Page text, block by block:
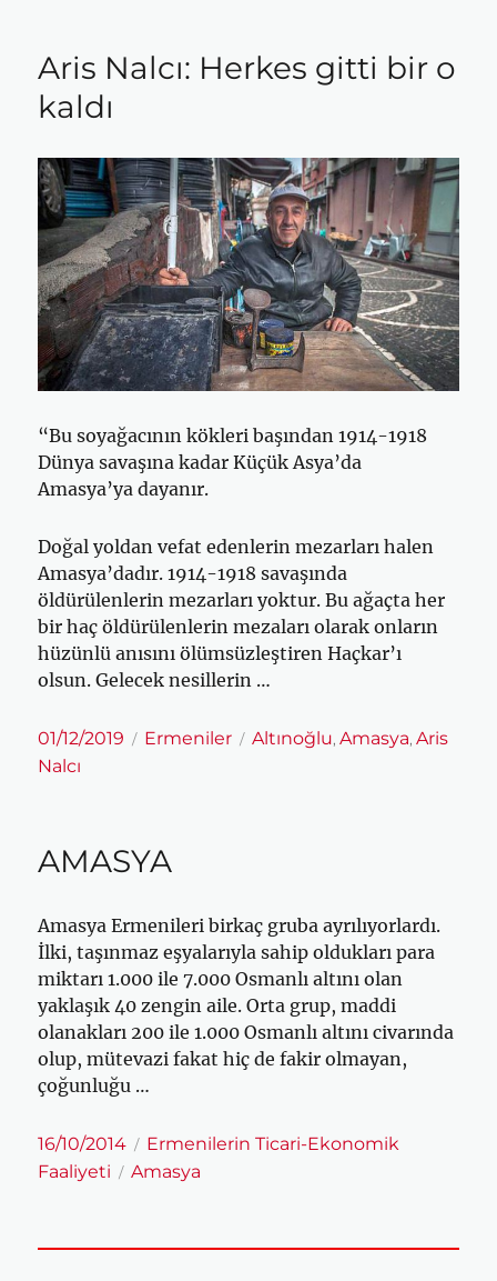
Aris Nalcı: Herkes gitti bir o
kaldı
“Bu soyağacının kökleri başından 1914-1918
Dünya savaşına kadar Küçük Asya’da
Amasya’ya dayanır.
Doğal yoldan vefat edenlerin mezarları halen
Amasya’dadır. 1914-1918 savaşında
öldürülenlerin mezarları yoktur. Bu ağaçta her
bir haç öldürülenlerin mezaları olarak onların
hüzünlü anısını ölümsüzleştiren Haçkar’ı
olsun. Gelecek nesillerin …
Yayın
tarihi
01/12/2019 Kategoriler
Ermeniler Etiketler
Altınoğlu,Amasya,Aris
Nalcı
AMASYA
Amasya Ermenileri birkaç gruba ayrılıyorlardı.
İlki, taşınmaz eşyalarıyla sahip oldukları para
miktarı 1.000 ile 7.000 Osmanlı altını olan
yaklaşık 40 zengin aile. Orta grup, maddi
olanakları 200 ile 1.000 Osmanlı altını civarında
olup, mütevazi fakat hiç de fakir olmayan,
çoğunluğu …
Yayın
tarihi
16/10/2014 Kategoriler
Ermenilerin Ticari-Ekonomik
Faaliyeti
Etiketler
Amasya